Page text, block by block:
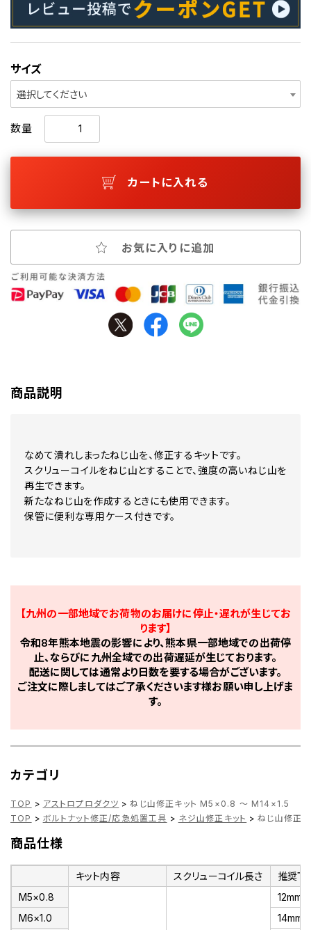
サイズ
選択してください
数量
カートに入れる
お気に入りに追加
商品説明
なめて潰れしまったねじ山を、修正するキットです。
スクリューコイルをねじ山とすることで、強度の高いねじ山を
再生できます。
新たなねじ山を作成するときにも使用できます。
保管に便利な専用ケース付きです。
【九州の一部地域でお荷物のお届けに停止・遅れが生じてお
ります】
令和8年熊本地震の影響により、熊本県一部地域での出荷停
止、ならびに九州全域での出荷遅延が生じております。
配送に関しては通常より日数を要する場合がございます。
ご注文に際しましてはご了承くださいます様お願い申し上げま
す。
カテゴリ
TOP > アストロプロダクツ > ねじ山修正キット M5×0.8 ～ M14×1.5
TOP > ボルトナット修正/応急処置工具 > ネジ山修正キット > ねじ山修正
商品仕様
キット内容 スクリューコイル長さ
推奨下
M5×0.8
12mm
M6×1.0
14mm